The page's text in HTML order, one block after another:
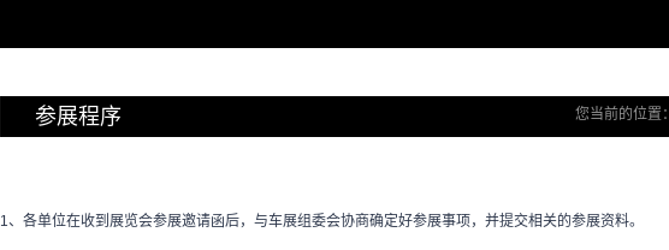
参展程序 您当前的位置：
1、各单位在收到展览会参展邀请函后，与车展组委会协商确定好参展事项，并提交相关的参展资料。